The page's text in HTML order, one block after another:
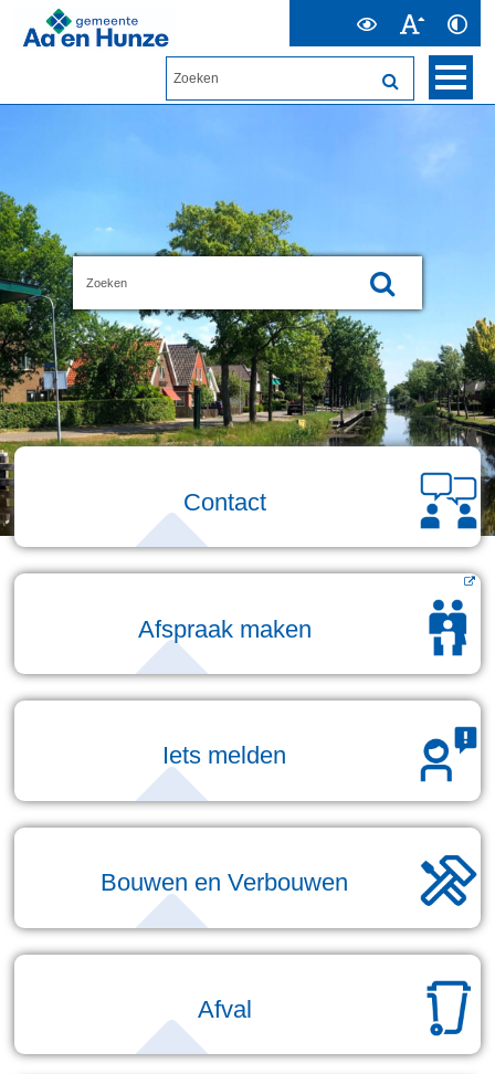
Contact
Afspraak maken
Iets melden
Bouwen en Verbouwen
Afval